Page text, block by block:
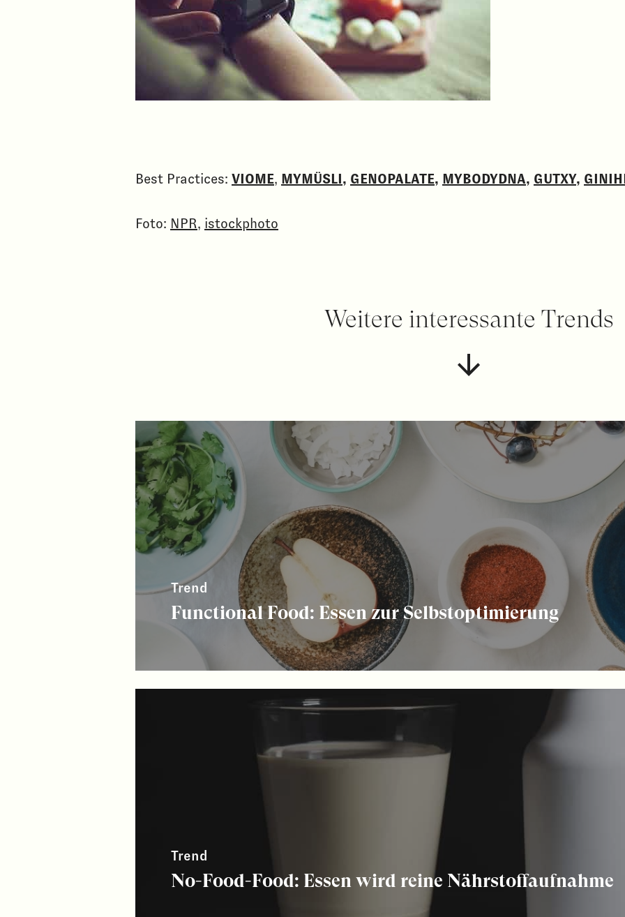
Best Practices: VIOME, MYMÜSLI, GENOPALATE, MYBODYDNA, GUTXY,
Foto: NPR, istockphoto
Weitere interessante Trends
Trend
Functional Food: Essen zur Selbstoptimierung
Trend
No-Food-Food: Essen wird reine Nährstoffaufnahme